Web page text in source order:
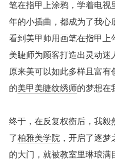
笔在指甲上涂鸦，学着电视
年的小插曲，都成为了我心
看到美甲师用画笔在指甲上
美睫师为顾客打造出灵动迷
原来美可以如此多样且富
的美甲美睫纹绣师的梦想在
终于，在反复权衡后，我毅
了柏雅美学院，开启了逐梦
的大门，就被教室里琳琅满